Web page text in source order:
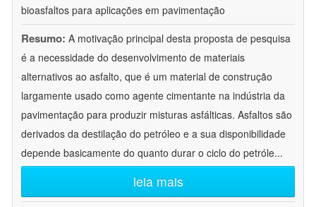
bioasfaltos para aplicações em pavimentação
Resumo: A motivação principal desta proposta de pesquisa
é a necessidade do desenvolvimento de materiais
alternativos ao asfalto, que é um material de construção
largamente usado como agente cimentante na indústria da
pavimentação para produzir misturas asfálticas. Asfaltos são
derivados da destilação do petróleo e a sua disponibilidade
depende basicamente do quanto durar o ciclo do petróle...
leia mais